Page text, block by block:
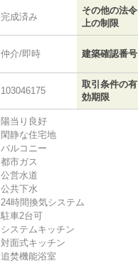
完成済み
その他の法令
上の制限
仲介/即時 建築確認番号
103046175
取引条件の有
効期限
陽当り良好
閑静な住宅地
バルコニー
都市ガス
公営水道
公共下水
24時間換気システム
駐車2台可
システムキッチン
対面式キッチン
追焚機能浴室